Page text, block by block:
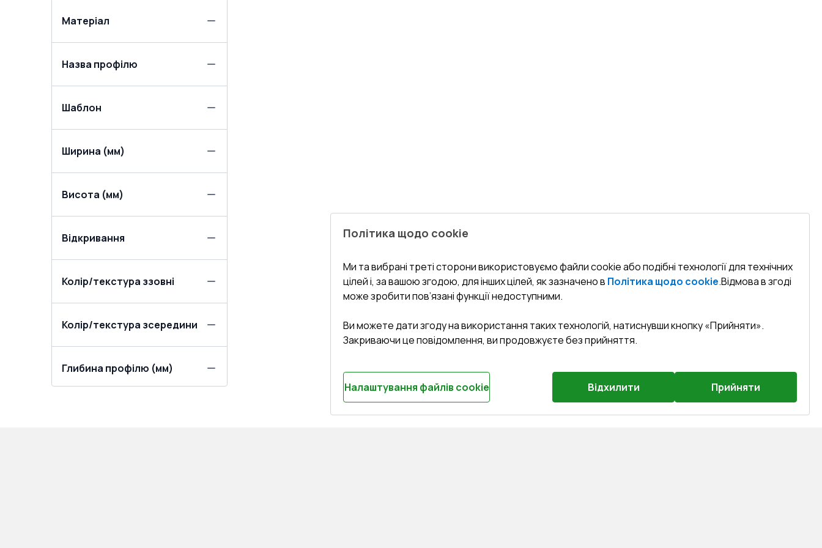
Матеріал
Назва профілю
Шаблон
Ширина (мм)
Висота (мм)
Відкривання
Колір/текстура ззовні
Колір/текстура зсередини
Глибина профілю (мм)
Політика щодо cookie
Ми та вибрані треті сторони використовуємо файли cookie або подібні технології для технічних
цілей і, за вашою згодою, для інших цілей, як зазначено в Політика щодо cookie.Відмова в згоді
може зробити пов’язані функції недоступними.
Ви можете дати згоду на використання таких технологій, натиснувши кнопку «Прийняти».
Закриваючи це повідомлення, ви продовжуєте без прийняття.
Відхилити Прийняти
Налаштування файлів cookie